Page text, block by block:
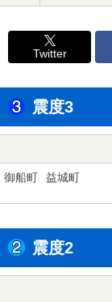
Twitter
震度3
御船町 益城町
震度2